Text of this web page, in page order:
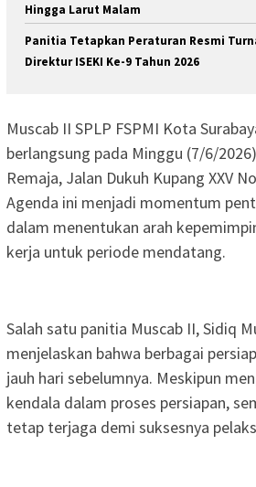
Hingga Larut Malam
Panitia Tetapkan Peraturan Resmi
Direktur ISEKI Ke-9 Tahun 2026
Muscab II SPLP FSPMI Kota
berlangsung pada Minggu (7/6/
Remaja, Jalan Dukuh Kupang XXV
Agenda ini menjadi momentum
dalam menentukan arah
kerja untuk periode mendatang.
Salah satu panitia Muscab II, Sidiq
menjelaskan bahwa berbagai
jauh hari sebelumnya. Meskipun
kendala dalam proses persiapan,
tetap terjaga demi suksesnya